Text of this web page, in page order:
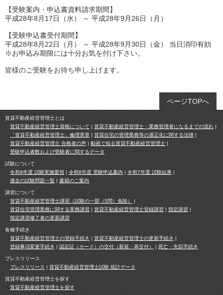
【受験案内・申込書資料請求期間】
平成28年8月17日（水） ～ 平成28年9月26日（月）
【受験申込書受付期間】
平成28年8月22日（月） ～ 平成28年9月30日（金） 当日消印有効
※お申込み期限には十分お気を付け下さい。
皆様のご受験をお待ち申し上げます。
ページTOPへ
賃貸不動産経営管理士とは
賃貸不動産経営管理士資格について
賃貸不動産経営管理士・業務管理者になるまでの流れ
「賃貸不動産経営管理士」倫理憲章
賃貸住宅の管理業務等の適正化に関する法律
賃貸不動産経営管理士 合格者の声
動画で知る賃貸不動産経営管理士
受験申込者数および受験者に関するデータ
試験について
令和8年度 試験実施要領
令和8年度 受験申込案内
令和7年度 試験結果
過去の試験問題一覧
書籍のご案内
講習について
賃貸不動産経営管理士講習（試験の一部（5問）免除）
賃貸住宅管理業務に関する実務講習
賃貸不動産経営管理士登録講習
指定講習
指定講習修了者の更新講習
各種手続き
賃貸不動産経営管理士の登録手続き
賃貸不動産経営管理士の更新手続き
登録事項変更手続き
認定証（カード）の交付（新規・再交付） 死亡・失踪手続き
プレスリリース
プレスリリース
賃貸不動産経営管理士試験 統計データ
賃貸不動産経営管理士を探す
賃貸不動産経営管理士を探す